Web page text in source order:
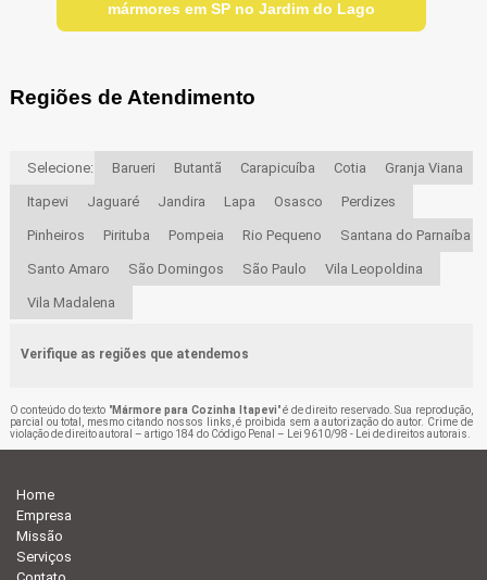
mármores em SP no Jardim do Lago
Regiões de Atendimento
Selecione: Barueri Butantã Carapicuíba Cotia Granja Viana
Itapevi Jaguaré Jandira Lapa Osasco Perdizes
Pinheiros Pirituba Pompeia Rio Pequeno Santana do Parnaíba
Santo Amaro São Domingos São Paulo Vila Leopoldina
Vila Madalena
Verifique as regiões que atendemos
O conteúdo do texto "Mármore para Cozinha Itapevi" é de direito reservado. Sua reprodução,
parcial ou total, mesmo citando nossos links, é proibida sem a autorização do autor. Crime de
violação de direito autoral – artigo 184 do Código Penal –
Lei 9610/98 - Lei de direitos autorais
Home
Empresa
Missão
Serviços